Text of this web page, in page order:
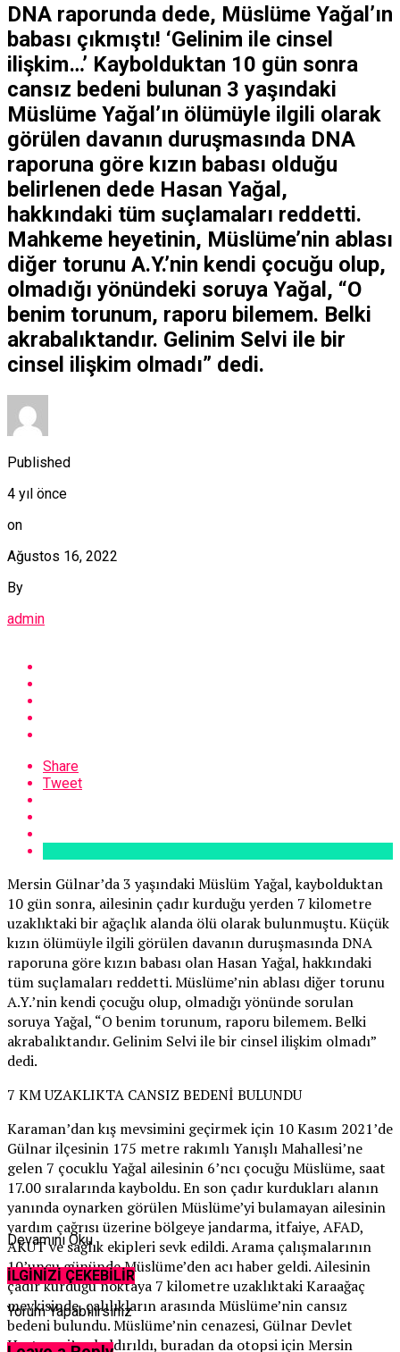
DNA raporunda dede, Müslüme Yağal’ın
babası çıkmıştı! ‘Gelinim ile cinsel
ilişkim…’ Kaybolduktan 10 gün sonra
cansız bedeni bulunan 3 yaşındaki
Müslüme Yağal’ın ölümüyle ilgili olarak
görülen davanın duruşmasında DNA
raporuna göre kızın babası olduğu
belirlenen dede Hasan Yağal,
hakkındaki tüm suçlamaları reddetti.
Mahkeme heyetinin, Müslüme’nin ablası
diğer torunu A.Y.’nin kendi çocuğu olup,
olmadığı yönündeki soruya Yağal, “O
benim torunum, raporu bilemem. Belki
akrabalıktandır. Gelinim Selvi ile bir
cinsel ilişkim olmadı” dedi.
Published
4 yıl önce
on
Ağustos 16, 2022
By
admin
Share
Tweet
Mersin Gülnar’da 3 yaşındaki Müslüm Yağal, kaybolduktan
10 gün sonra, ailesinin çadır kurduğu yerden 7 kilometre
uzaklıktaki bir ağaçlık alanda ölü olarak bulunmuştu. Küçük
kızın ölümüyle ilgili görülen davanın duruşmasında DNA
raporuna göre kızın babası olan Hasan Yağal, hakkındaki
tüm suçlamaları reddetti. Müslüme’nin ablası diğer torunu
A.Y.’nin kendi çocuğu olup, olmadığı yönünde sorulan
soruya Yağal, “O benim torunum, raporu bilemem. Belki
akrabalıktandır. Gelinim Selvi ile bir cinsel ilişkim olmadı”
dedi.
7 KM UZAKLIKTA CANSIZ BEDENİ BULUNDU
Karaman’dan kış mevsimini geçirmek için 10 Kasım 2021’de
Gülnar ilçesinin 175 metre rakımlı Yanışlı Mahallesi’ne
gelen 7 çocuklu Yağal ailesinin 6’ncı çocuğu Müslüme, saat
17.00 sıralarında kayboldu. En son çadır kurdukları alanın
yanında oynarken görülen Müslüme’yi bulamayan ailesinin
yardım çağrısı üzerine bölgeye jandarma, itfaiye, AFAD,
AKUT ve sağlık ekipleri sevk edildi. Arama çalışmalarının
10’uncu gününde Müslüme’den acı haber geldi. Ailesinin
çadır kurduğu noktaya 7 kilometre uzaklıktaki Karaağaç
mevkisinde, çalılıkların arasında Müslüme’nin cansız
bedeni bulundu. Müslüme’nin cenazesi, Gülnar Devlet
Hastanesi’ne kaldırıldı, buradan da otopsi için Mersin
Devamını Oku
İLGİNİZİ ÇEKEBİLİR
Yorum Yapabilirsiniz